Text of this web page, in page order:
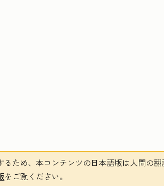
ため、本コンテンツの日本語版は人間の翻
をご覧ください。